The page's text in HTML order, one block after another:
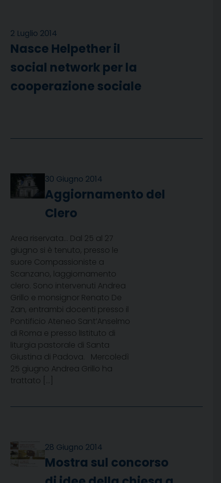
2 Luglio 2014
Nasce Helpether il
social network per la
cooperazione sociale
30 Giugno 2014
Aggiornamento del
Clero
Area riservata… Dal 25 al 27
giugno si è tenuto, presso le
suore Compassioniste a
Scanzano, laggiornamento
clero. Sono intervenuti Andrea
Grillo e monsignor Renato De
Zan, entrambi docenti presso il
Pontificio Ateneo Sant’Anselmo
di Roma e presso lIstituto di
liturgia pastorale di Santa
Giustina di Padova. Mercoledì
25 giugno Andrea Grillo ha
trattato […]
28 Giugno 2014
Mostra sul concorso